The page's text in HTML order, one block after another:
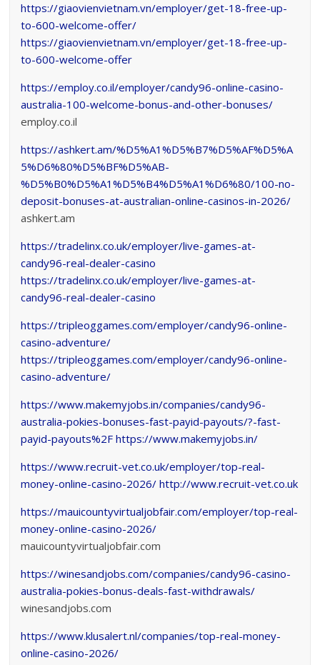
https://giaovienvietnam.vn/employer/get-18-free-up-
to-600-welcome-offer/
https://giaovienvietnam.vn/employer/get-18-free-up-
to-600-welcome-offer
https://employ.co.il/employer/candy96-online-casino-
australia-100-welcome-bonus-and-other-bonuses/
employ.co.il
https://ashkert.am/%D5%A1%D5%B7%D5%AF%D5%A
5%D6%80%D5%BF%D5%AB-
%D5%B0%D5%A1%D5%B4%D5%A1%D6%80/100-no-
deposit-bonuses-at-australian-online-casinos-in-2026/
ashkert.am
https://tradelinx.co.uk/employer/live-games-at-
candy96-real-dealer-casino
https://tradelinx.co.uk/employer/live-games-at-
candy96-real-dealer-casino
https://tripleoggames.com/employer/candy96-online-
casino-adventure/
https://tripleoggames.com/employer/candy96-online-
casino-adventure/
https://www.makemyjobs.in/companies/candy96-
australia-pokies-bonuses-fast-payid-payouts/?-fast-
payid-payouts%2F https://www.makemyjobs.in/
https://www.recruit-vet.co.uk/employer/top-real-
money-online-casino-2026/ http://www.recruit-vet.co.uk
https://mauicountyvirtualjobfair.com/employer/top-real-
money-online-casino-2026/
mauicountyvirtualjobfair.com
https://winesandjobs.com/companies/candy96-casino-
australia-pokies-bonus-deals-fast-withdrawals/
winesandjobs.com
https://www.klusalert.nl/companies/top-real-money-
online-casino-2026/